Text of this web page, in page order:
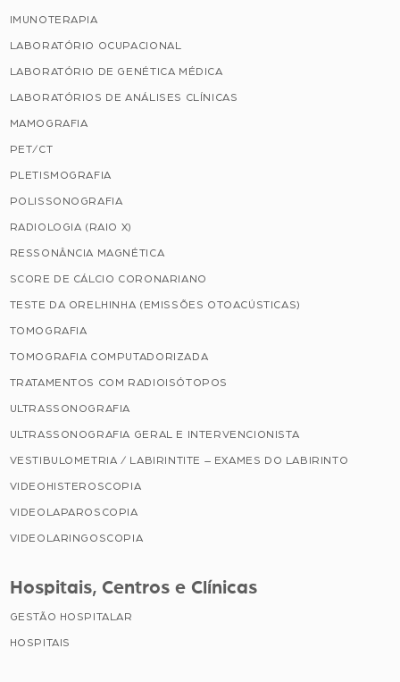
IMUNOTERAPIA
LABORATÓRIO OCUPACIONAL
LABORATÓRIO DE GENÉTICA MÉDICA
LABORATÓRIOS DE ANÁLISES CLÍNICAS
MAMOGRAFIA
PET/CT
PLETISMOGRAFIA
POLISSONOGRAFIA
RADIOLOGIA (RAIO X)
RESSONÂNCIA MAGNÉTICA
SCORE DE CÁLCIO CORONARIANO
TESTE DA ORELHINHA (EMISSÕES OTOACÚSTICAS)
TOMOGRAFIA
TOMOGRAFIA COMPUTADORIZADA
TRATAMENTOS COM RADIOISÓTOPOS
ULTRASSONOGRAFIA
ULTRASSONOGRAFIA GERAL E INTERVENCIONISTA
VESTIBULOMETRIA / LABIRINTITE – EXAMES DO LABIRINTO
VIDEOHISTEROSCOPIA
VIDEOLAPAROSCOPIA
VIDEOLARINGOSCOPIA
Hospitais, Centros e Clínicas
GESTÃO HOSPITALAR
HOSPITAIS